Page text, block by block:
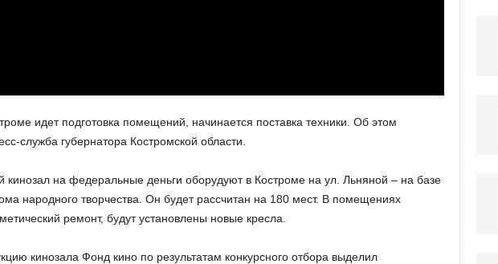
идет подготовка помещений, начинается поставка техники. Об этом
служба губернатора Костромской области.
на федеральные деньги оборудуют в Костроме на ул. Льняной – на базе
народного творчества. Он будет рассчитан на 180 мест. В помещениях
ремонт, будут установлены новые кресла.
кинозала Фонд кино по результатам конкурсного отбора выделил